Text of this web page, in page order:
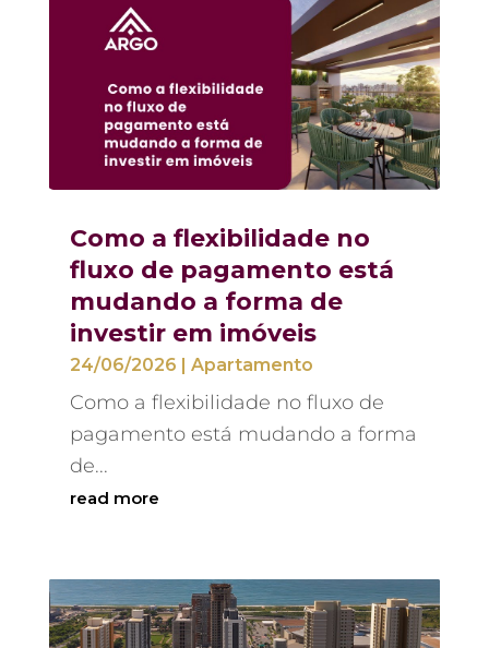
Como a flexibilidade no
fluxo de pagamento está
mudando a forma de
investir em imóveis
24/06/2026 | Apartamento
Como a flexibilidade no fluxo de
pagamento está mudando a forma
de...
read more